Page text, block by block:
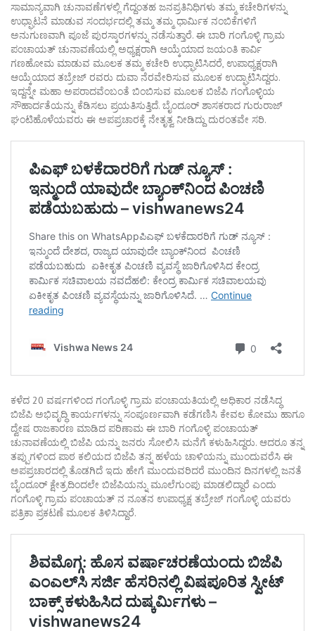
ಸಾಮಾನ್ಯವಾಗಿ ಚುನಾವಣೆಗಳಲ್ಲಿ ಗೆದ್ದಂತಹ ಜನಪ್ರತಿನಿಧಿಗಳು ತಮ್ಮ ಕಚೇರಿಗಳನ್ನು
ಉಧ್ಘಾಟನೆ ಮಾಡುವ ಸಂದರ್ಭದಲ್ಲಿ ತಮ್ಮ ತಮ್ಮ ಧಾರ್ಮಿಕ ನಂಬಿಕೆಗಳಿಗೆ
ಅನುಗುಣವಾಗಿ ಪೂಜೆ ಪುರಸ್ಕಾರಗಳನ್ನು ನಡೆಸುತ್ತಾರೆ. ಈ ಬಾರಿ ಗಂಗೊಳ್ಳಿ ಗ್ರಾಮ
ಪಂಚಾಯತ್ ಚುನಾವಣೆಯಲ್ಲಿ ಅಧ್ಯಕ್ಷರಾಗಿ ಆಯ್ಕೆಯಾದ ಜಯಂತಿ ಕಾರ್ವಿ
ಗಣಹೋಮ ಮಾಡುವ ಮೂಲಕ ತಮ್ಮ ಕಚೇರಿ ಉಧ್ಘಾಟಿಸಿದರೆ, ಉಪಾಧ್ಯಕ್ಷರಾಗಿ
ಆಯ್ಕೆಯಾದ ತಬ್ರೇಜ್ ರವರು ದುವಾ ನೆರವೇರಿಸುವ ಮೂಲಕ ಉದ್ಘಾಟಿಸಿದ್ದರು.
ಇದ್ದನ್ನೇ ಮಹಾ ಅಪರಾದವೆಂಬಂತೆ ಬಿಂಬಿಸುವ ಮೂಲಕ ಬಿಜೆಪಿ ಗಂಗೊಳ್ಳಿಯ
ಸೌಹಾರ್ದತೆಯನ್ನು ಕೆಡಿಸಲು ಪ್ರಯತಿಸುತ್ತಿದೆ. ಬೈಂದೂರ್ ಶಾಸಕರಾದ ಗುರುರಾಜ್
ಘಂಟಿಹೊಳೆಯವರು ಈ ಅಪಪ್ರಚಾರಕ್ಕೆ ನೇತೃತ್ವ ನೀಡಿದ್ದು ದುರಂತವೇ ಸರಿ.
ಕಳೆದ 20 ವರ್ಷಗಳಿಂದ ಗಂಗೊಳ್ಳಿ ಗ್ರಾಮ ಪಂಚಾಯತಿಯಲ್ಲಿ ಅಧಿಕಾರ ನಡೆಸಿದ್ಧ
ಬಿಜೆಪಿ ಅಭಿವೃದ್ಧಿ ಕಾರ್ಯಗಳನ್ನು ಸಂಪೂರ್ಣವಾಗಿ ಕಡೆಗಣಿಸಿ ಕೇವಲ ಕೋಮು ಹಾಗೂ
ದ್ವೇಷ ರಾಜಕಾರಣ ಮಾಡಿದ ಪರಿಣಾಮ ಈ ಬಾರಿ ಗಂಗೊಳ್ಳಿ ಪಂಚಾಯತ್
ಚುನಾವಣೆಯಲ್ಲಿ ಬಿಜೆಪಿ ಯನ್ನು ಜನರು ಸೋಲಿಸಿ ಮನೆಗೆ ಕಳುಹಿಸಿದ್ದರು. ಆದರೂ ತನ್ನ
ತಪ್ಪುಗಳಿಂದ ಪಾಠ ಕಲಿಯದ ಬಿಜೆಪಿ ತನ್ನ ಹಳೆಯ ಚಾಳಿಯನ್ನು ಮುಂದುವರೆಸಿ ಈ
ಅಪಪ್ರಚಾರದಲ್ಲಿ ತೊಡಗಿದೆ ಇದು ಹೇಗೆ ಮುಂದುವರಿದರೆ ಮುಂದಿನ ದಿನಗಳಲ್ಲಿ ಜನತೆ
ಬೈಂದೂರ್ ಕ್ಷೇತ್ರದಿಂದಲೇ ಬಿಜೆಪಿಯನ್ನು ಮೂಲೆಗುಂಪು ಮಾಡಲಿದ್ದಾರೆ ಎಂದು
ಗಂಗೊಳ್ಳಿ ಗ್ರಾಮ ಪಂಚಾಯತ್ ನ ನೂತನ ಉಪಾಧ್ಯಕ್ಷ ತಬ್ರೇಜ್ ಗಂಗೊಳ್ಳಿ ಯವರು
ಪತ್ರಿಕಾ ಪ್ರಕಟಣೆ ಮೂಲಕ ತಿಳಿಸಿದ್ದಾರೆ.